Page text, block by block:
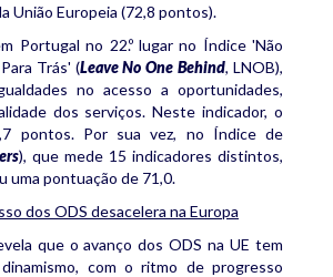
União Europeia (72,8 pontos).
Portugal no 22.º lugar no Índice 'Não
Trás' (Leave No One Behind, LNOB),
no acesso a oportunidades,
dos serviços. Neste indicador, o
pontos. Por sua vez, no Índice de
), que mede 15 indicadores distintos,
uma pontuação de 71,0.
dos ODS desacelera na Europa
que o avanço dos ODS na UE tem
com o ritmo de progresso